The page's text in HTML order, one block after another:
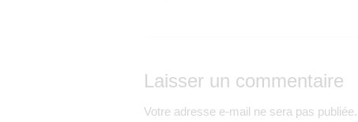
Laisser un commentaire
Votre adresse e-mail ne sera pas publiée.